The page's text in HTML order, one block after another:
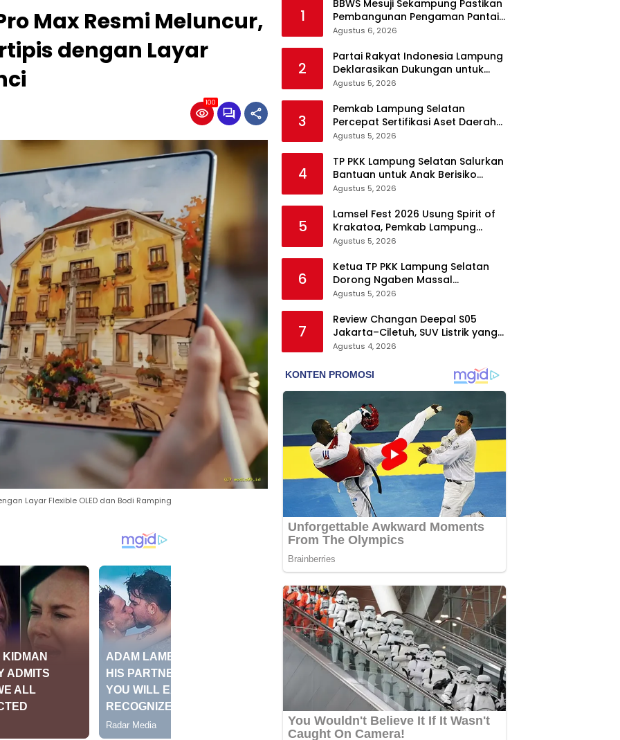
Max Resmi Meluncur,
dengan Layar
100
Layar Flexible OLED dan Bodi Ramping
1
BBWS Mesuji Sekampung Pastikan
Pembangunan Pengaman Pantai
Mandiri Sejati Krui Penuhi
Agustus 6, 2026
2
Partai Rakyat Indonesia Lampung
Deklarasikan Dukungan untuk
Prabowo di Pilpres 2029
Agustus 5, 2026
3
Pemkab Lampung Selatan
Percepat Sertifikasi Aset Daerah
Lewat Sinergi dengan Kantor
Agustus 5, 2026
4
TP PKK Lampung Selatan Salurkan
Bantuan untuk Anak Berisiko
Stunting di Sidomulyo
Agustus 5, 2026
5
Lamsel Fest 2026 Usung Spirit of
Krakatoa, Pemkab Lampung
Selatan Siapkan Festival Lebih
Agustus 5, 2026
6
Ketua TP PKK Lampung Selatan
Dorong Ngaben Massal
Balinuraga Jadi Ikon Wisata
Agustus 5, 2026
7
Review Changan Deepal S05
Jakarta–Ciletuh, SUV Listrik yang
Nyaman dan Fun to Drive
Agustus 4, 2026